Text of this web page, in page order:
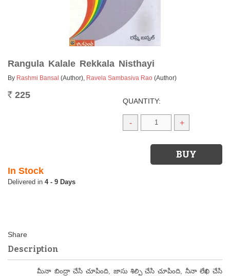
Rangula Kalale Rekkala Nisthayi
By Rashmi Bansal (Author), Ravela Sambasiva Rao (Author)
Rs. 225
QUANTITY:
- +
In Stock
4 - 9 Days
Description
మీనా బింద్రా చేసి చూపింది, జాసు శిల్పి చేసి చూపింది, నీనా లేఖి చేసి